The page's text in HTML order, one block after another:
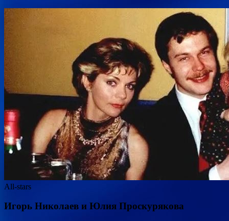
All-stars
Игорь Николаев и Юлия Проскурякова